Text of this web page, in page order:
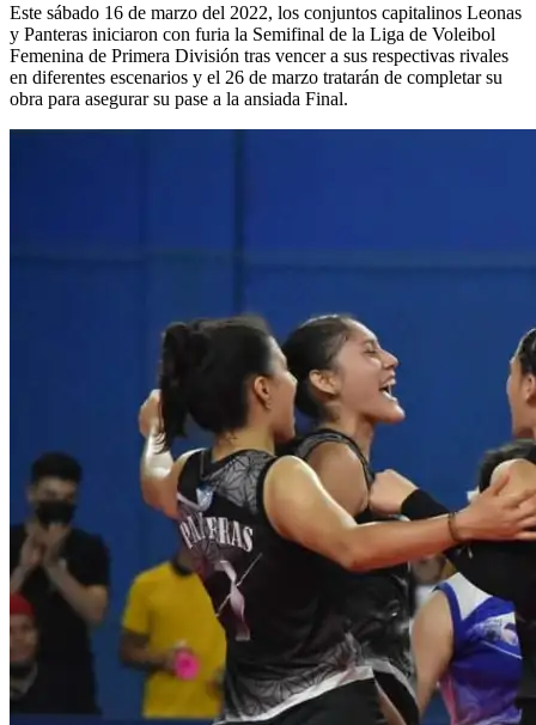
Este sábado 16 de marzo del 2022, los conjuntos capitalinos Leonas
y Panteras iniciaron con furia la Semifinal de la Liga de Voleibol
Femenina de Primera División tras vencer a sus respectivas rivales
en diferentes escenarios y el 26 de marzo tratarán de completar su
obra para asegurar su pase a la ansiada Final.